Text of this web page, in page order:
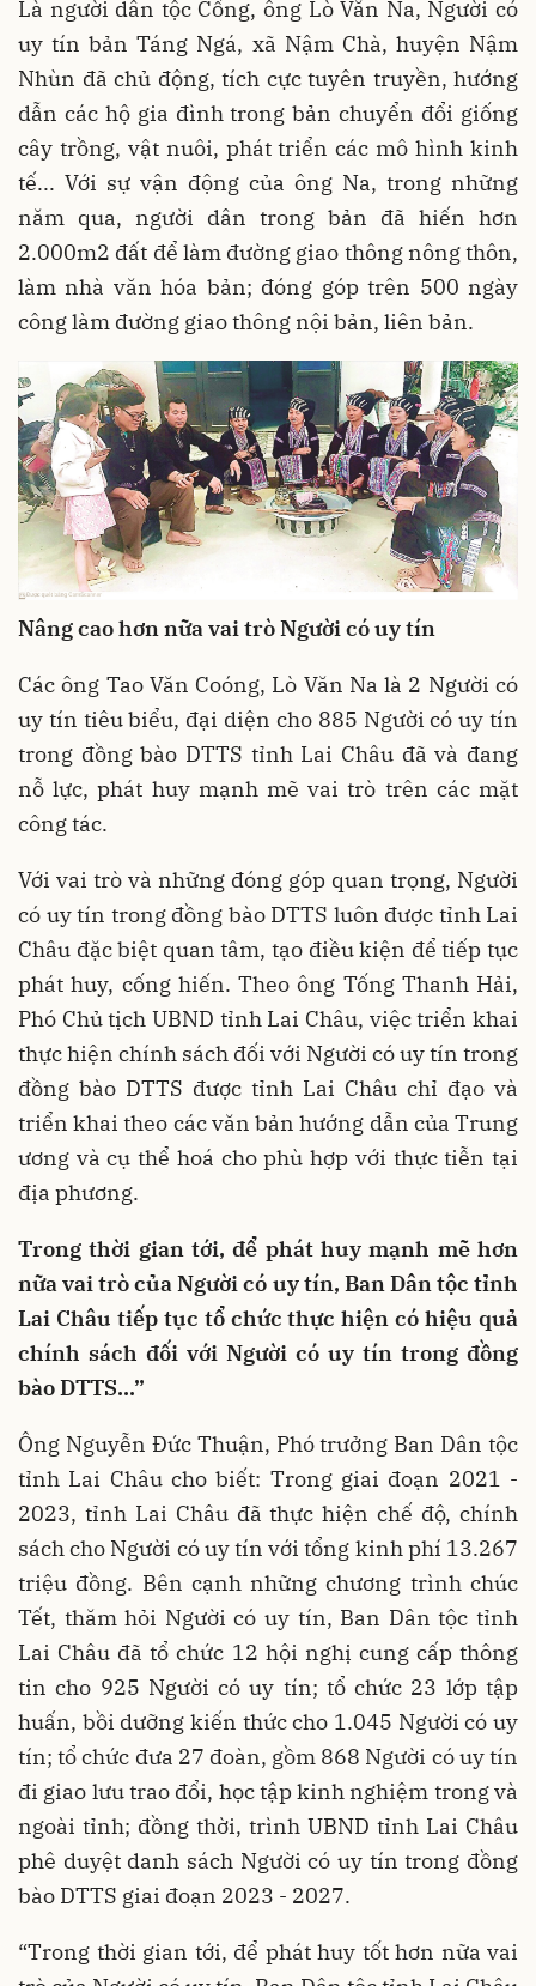
Là người dân tộc Cống, ông Lò Văn Na, Người có
uy tín bản Táng Ngá, xã Nậm Chà, huyện Nậm
Nhùn đã chủ động, tích cực tuyên truyền, hướng
dẫn các hộ gia đình trong bản chuyển đổi giống
cây trồng, vật nuôi, phát triển các mô hình kinh
tế... Với sự vận động của ông Na, trong những
năm qua, người dân trong bản đã hiến hơn
2.000m2 đất để làm đường giao thông nông thôn,
làm nhà văn hóa bản; đóng góp trên 500 ngày
công làm đường giao thông nội bản, liên bản.
Nâng cao hơn nữa vai trò Người có uy tín
Các ông Tao Văn Coóng, Lò Văn Na là 2 Người có
uy tín tiêu biểu, đại diện cho 885 Người có uy tín
trong đồng bào DTTS tỉnh Lai Châu đã và đang
nỗ lực, phát huy mạnh mẽ vai trò trên các mặt
công tác.
Với vai trò và những đóng góp quan trọng, Người
có uy tín trong đồng bào DTTS luôn được tỉnh Lai
Châu đặc biệt quan tâm, tạo điều kiện để tiếp tục
phát huy, cống hiến. Theo ông Tống Thanh Hải,
Phó Chủ tịch UBND tỉnh Lai Châu, việc triển khai
thực hiện chính sách đối với Người có uy tín trong
đồng bào DTTS được tỉnh Lai Châu chỉ đạo và
triển khai theo các văn bản hướng dẫn của Trung
ương và cụ thể hoá cho phù hợp với thực tiễn tại
địa phương.
Trong thời gian tới, để phát huy mạnh mẽ hơn
nữa vai trò của Người có uy tín, Ban Dân tộc tỉnh
Lai Châu tiếp tục tổ chức thực hiện có hiệu quả
chính sách đối với Người có uy tín trong đồng
bào DTTS...”
Ông Nguyễn Đức Thuận, Phó trưởng Ban Dân tộc
tỉnh Lai Châu cho biết: Trong giai đoạn 2021 -
2023, tỉnh Lai Châu đã thực hiện chế độ, chính
sách cho Người có uy tín với tổng kinh phí 13.267
triệu đồng. Bên cạnh những chương trình chúc
Tết, thăm hỏi Người có uy tín, Ban Dân tộc tỉnh
Lai Châu đã tổ chức 12 hội nghị cung cấp thông
tin cho 925 Người có uy tín; tổ chức 23 lớp tập
huấn, bồi dưỡng kiến thức cho 1.045 Người có uy
tín; tổ chức đưa 27 đoàn, gồm 868 Người có uy tín
đi giao lưu trao đổi, học tập kinh nghiệm trong và
ngoài tỉnh; đồng thời, trình UBND tỉnh Lai Châu
phê duyệt danh sách Người có uy tín trong đồng
bào DTTS giai đoạn 2023 - 2027.
“Trong thời gian tới, để phát huy tốt hơn nữa vai